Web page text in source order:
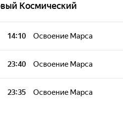
Космический
14:10 Освоение Марса
23:40 Освоение Марса
23:35 Освоение Марса